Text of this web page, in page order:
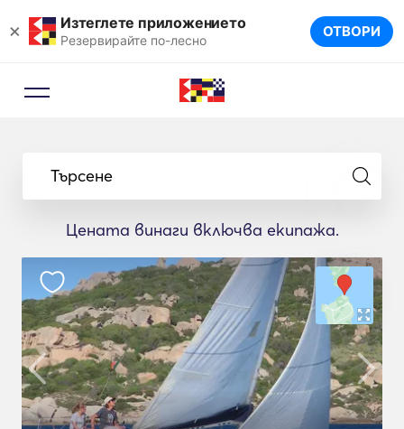
× Изтеглете приложението
Резервирайте по-лесно ОТВОРИ
Търсене
Цената винаги включва екипажа.